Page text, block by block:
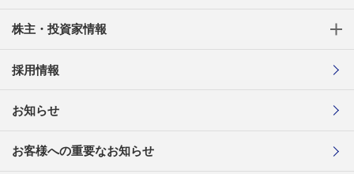
株主・投資家情報
採用情報
お知らせ
お客様への重要なお知らせ